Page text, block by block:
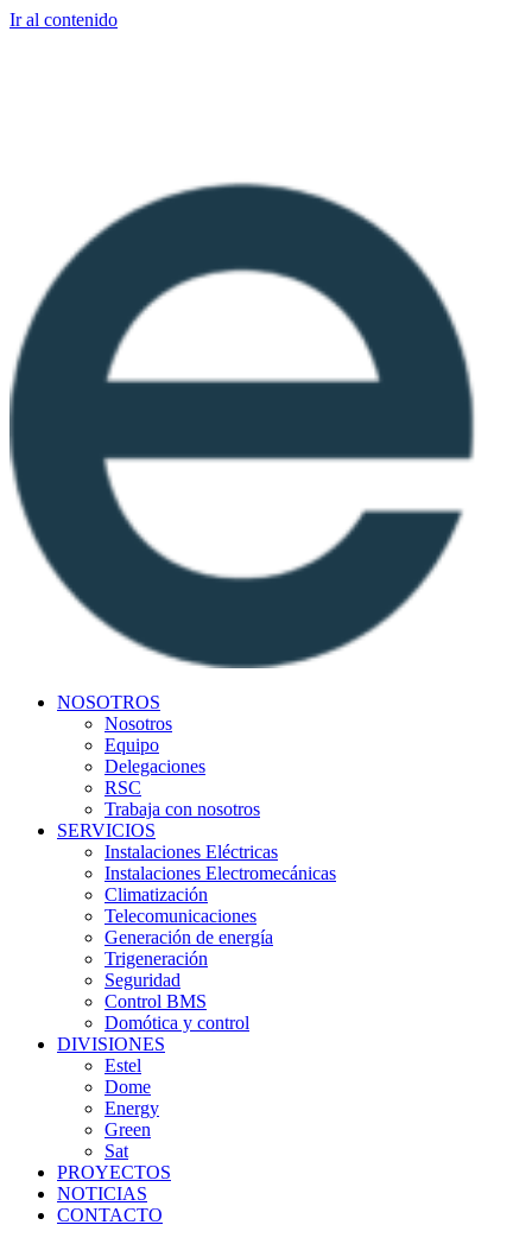
Ir al contenido
NOSOTROS
Nosotros
Equipo
Delegaciones
RSC
Trabaja con nosotros
SERVICIOS
Instalaciones Eléctricas
Instalaciones Electromecánicas
Climatización
Telecomunicaciones
Generación de energía
Trigeneración
Seguridad
Control BMS
Domótica y control
DIVISIONES
Estel
Dome
Energy
Green
Sat
PROYECTOS
NOTICIAS
CONTACTO